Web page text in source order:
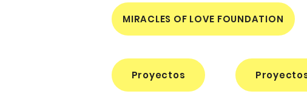
MIRACLES OF LOVE FOUNDATION
Proyectos